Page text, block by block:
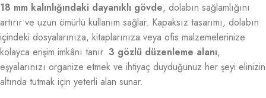
18 mm kalınlığındaki dayanıklı gövde, dolabın sağlamlığını
artırır ve uzun ömürlü kullanım sağlar. Kapaksız tasarımı, dolabın
içindeki dosyalarınıza, kitaplarınıza veya ofis malzemelerinize
kolayca erişim imkânı tanır. 3 gözlü düzenleme alanı,
eşyalarınızı organize etmek ve ihtiyaç duyduğunuz her şeyi elinizin
altında tutmak için yeterli alan sunar.